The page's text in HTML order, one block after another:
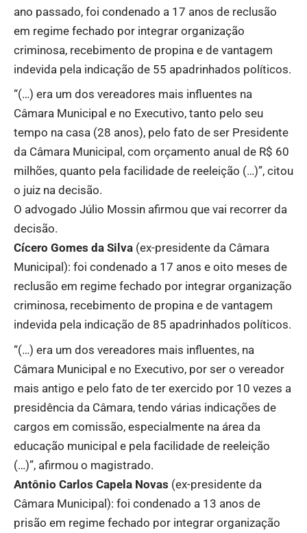
ano passado, foi condenado a 17 anos de reclusão
em regime fechado por integrar organização
criminosa, recebimento de propina e de vantagem
indevida pela indicação de 55 apadrinhados políticos.
“(…) era um dos vereadores mais influentes na
Câmara Municipal e no Executivo, tanto pelo seu
tempo na casa (28 anos), pelo fato de ser Presidente
da Câmara Municipal, com orçamento anual de R$ 60
milhões, quanto pela facilidade de reeleição (…)”, citou
o juiz na decisão.
O advogado Júlio Mossin afirmou que vai recorrer da
decisão.
Cícero Gomes da Silva (ex-presidente da Câmara
Municipal): foi condenado a 17 anos e oito meses de
reclusão em regime fechado por integrar organização
criminosa, recebimento de propina e de vantagem
indevida pela indicação de 85 apadrinhados políticos.
“(…) era um dos vereadores mais influentes, na
Câmara Municipal e no Executivo, por ser o vereador
mais antigo e pelo fato de ter exercido por 10 vezes a
presidência da Câmara, tendo várias indicações de
cargos em comissão, especialmente na área da
educação municipal e pela facilidade de reeleição
(…)”, afirmou o magistrado.
Antônio Carlos Capela Novas (ex-presidente da
Câmara Municipal): foi condenado a 13 anos de
prisão em regime fechado por integrar organização